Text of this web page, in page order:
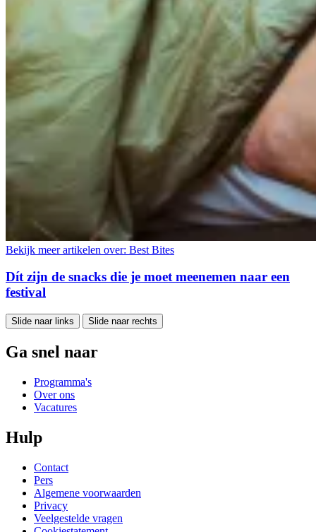
Bekijk meer artikelen over: Best Bites
Dít zijn de snacks die je moet meenemen naar een
festival
Slide naar links Slide naar rechts
Ga snel naar
Programma's
Over ons
Vacatures
Hulp
Contact
Pers
Algemene voorwaarden
Privacy
Veelgestelde vragen